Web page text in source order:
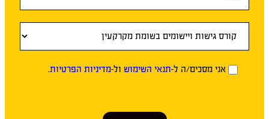
אני מסכים/ה ל-תנאי השימוש ול-מדיניות הפרטיות.